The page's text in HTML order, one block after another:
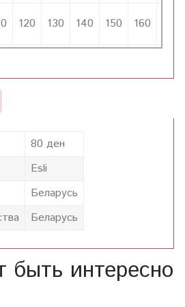
120 130 140 150 160
80 ден
Esli
Беларусь
Беларусь
быть интересно